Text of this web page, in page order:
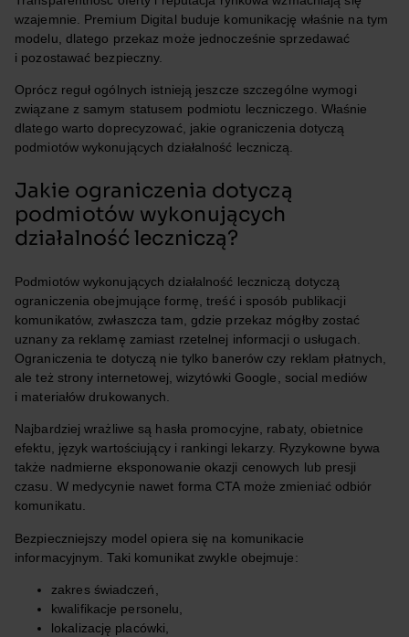
wzajemnie. Premium Digital buduje komunikację właśnie na tym
modelu, dlatego przekaz może jednocześnie sprzedawać
i pozostawać bezpieczny.
Oprócz reguł ogólnych istnieją jeszcze szczególne wymogi
związane z samym statusem podmiotu leczniczego. Właśnie
dlatego warto doprecyzować, jakie ograniczenia dotyczą
podmiotów wykonujących działalność leczniczą.
Jakie ograniczenia dotyczą
podmiotów wykonujących
działalność leczniczą?
Podmiotów wykonujących działalność leczniczą dotyczą
ograniczenia obejmujące formę, treść i sposób publikacji
komunikatów, zwłaszcza tam, gdzie przekaz mógłby zostać
uznany za reklamę zamiast rzetelnej informacji o usługach.
Ograniczenia te dotyczą nie tylko banerów czy reklam płatnych,
ale też strony internetowej, wizytówki Google, social mediów
i materiałów drukowanych.
Najbardziej wrażliwe są hasła promocyjne, rabaty, obietnice
efektu, język wartościujący i rankingi lekarzy. Ryzykowne bywa
także nadmierne eksponowanie okazji cenowych lub presji
czasu. W medycynie nawet forma CTA może zmieniać odbiór
komunikatu.
Bezpieczniejszy model opiera się na komunikacie
informacyjnym. Taki komunikat zwykle obejmuje:
zakres świadczeń,
kwalifikacje personelu,
lokalizację placówki,